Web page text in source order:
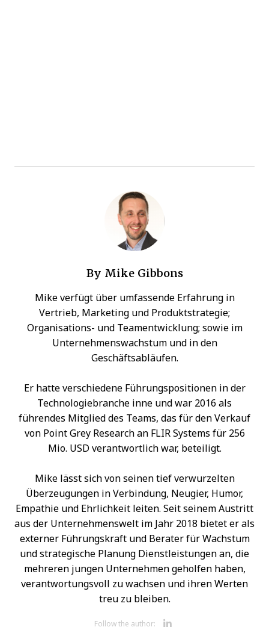
By Mike Gibbons
Mike verfügt über umfassende Erfahrung in
Vertrieb, Marketing und Produktstrategie;
Organisations- und Teamentwicklung; sowie im
Unternehmenswachstum und in den
Geschäftsabläufen.
Er hatte verschiedene Führungspositionen in der
Technologiebranche inne und war 2016 als
führendes Mitglied des Teams, das für den Verkauf
von Point Grey Research an FLIR Systems für 256
Mio. USD verantwortlich war, beteiligt.
Mike lässt sich von seinen tief verwurzelten
Überzeugungen in Verbindung, Neugier, Humor,
Empathie und Ehrlichkeit leiten. Seit seinem Austritt
aus der Unternehmenswelt im Jahr 2018 bietet er als
externer Führungskraft und Berater für Wachstum
und strategische Planung Dienstleistungen an, die
mehreren jungen Unternehmen geholfen haben,
verantwortungsvoll zu wachsen und ihren Werten
treu zu bleiben.
Follow the author: